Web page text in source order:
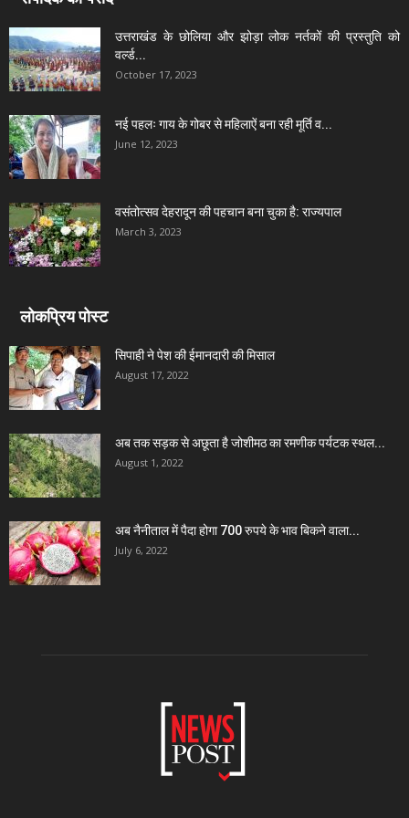
उत्तराखंड के छोलिया और झोड़ा लोक नर्तकों की प्रस्तुति को
वर्ल्ड...
October 17, 2023
नई पहलः गाय के गोबर से महिलाऐं बना रही मूर्ति व...
June 12, 2023
वसंतोत्सव देहरादून की पहचान बना चुका है: राज्यपाल
March 3, 2023
लोकप्रिय पोस्ट
सिपाही ने पेश की ईमानदारी की मिसाल
August 17, 2022
अब तक सड़क से अछूता है जोशीमठ का रमणीक पर्यटक स्थल...
August 1, 2022
अब नैनीताल में पैदा होगा 700 रुपये के भाव बिकने वाला...
July 6, 2022